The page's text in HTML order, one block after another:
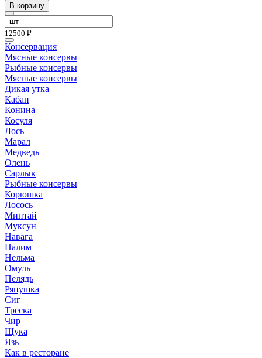
В корзину
12500 ₽
Консервация
Мясные консервы
Рыбные консервы
Мясные консервы
Дикая утка
Кабан
Конина
Косуля
Лось
Марал
Медведь
Олень
Сарлык
Рыбные консервы
Корюшка
Лосось
Минтай
Муксун
Навага
Налим
Нельма
Омуль
Пелядь
Ряпушка
Сиг
Треска
Чир
Щука
Язь
Как в ресторане